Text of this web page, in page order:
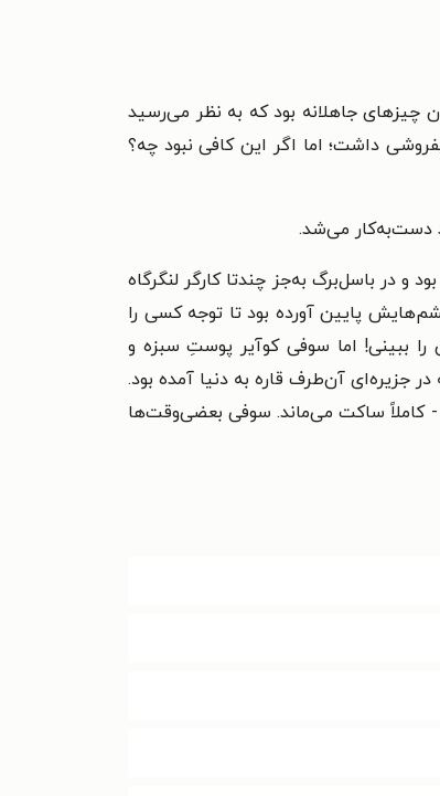
جاهلانه بود که به نظر می‌رسید
داشت؛ اما اگر این کافی نبود چه؟
دست‌به‌کار می‌شد.
در باسل‌برگ به‌جز چندتا کارگر لنگرگاه
پایین آورده بود تا توجه کسی را
ببینی! اما سوفی کوآیر پوستِ سبزه و
آن‌طرف قاره به دنیا آمده بود.
- کاملاً ساکت می‌ماند. سوفی بعضی‌وقت‌ها